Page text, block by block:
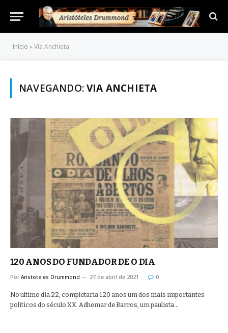
Início »Via Anchieta
NAVEGANDO:VIA ANCHIETA
120 ANOS DO FUNDADOR DE O DIA
Por Aristoteles Drummond 27 de abril de 2021 0
No ultimo dia 22, completaria 120 anos um dos mais importantes
políticos do século XX. Adhemar de Barros, um paulista…